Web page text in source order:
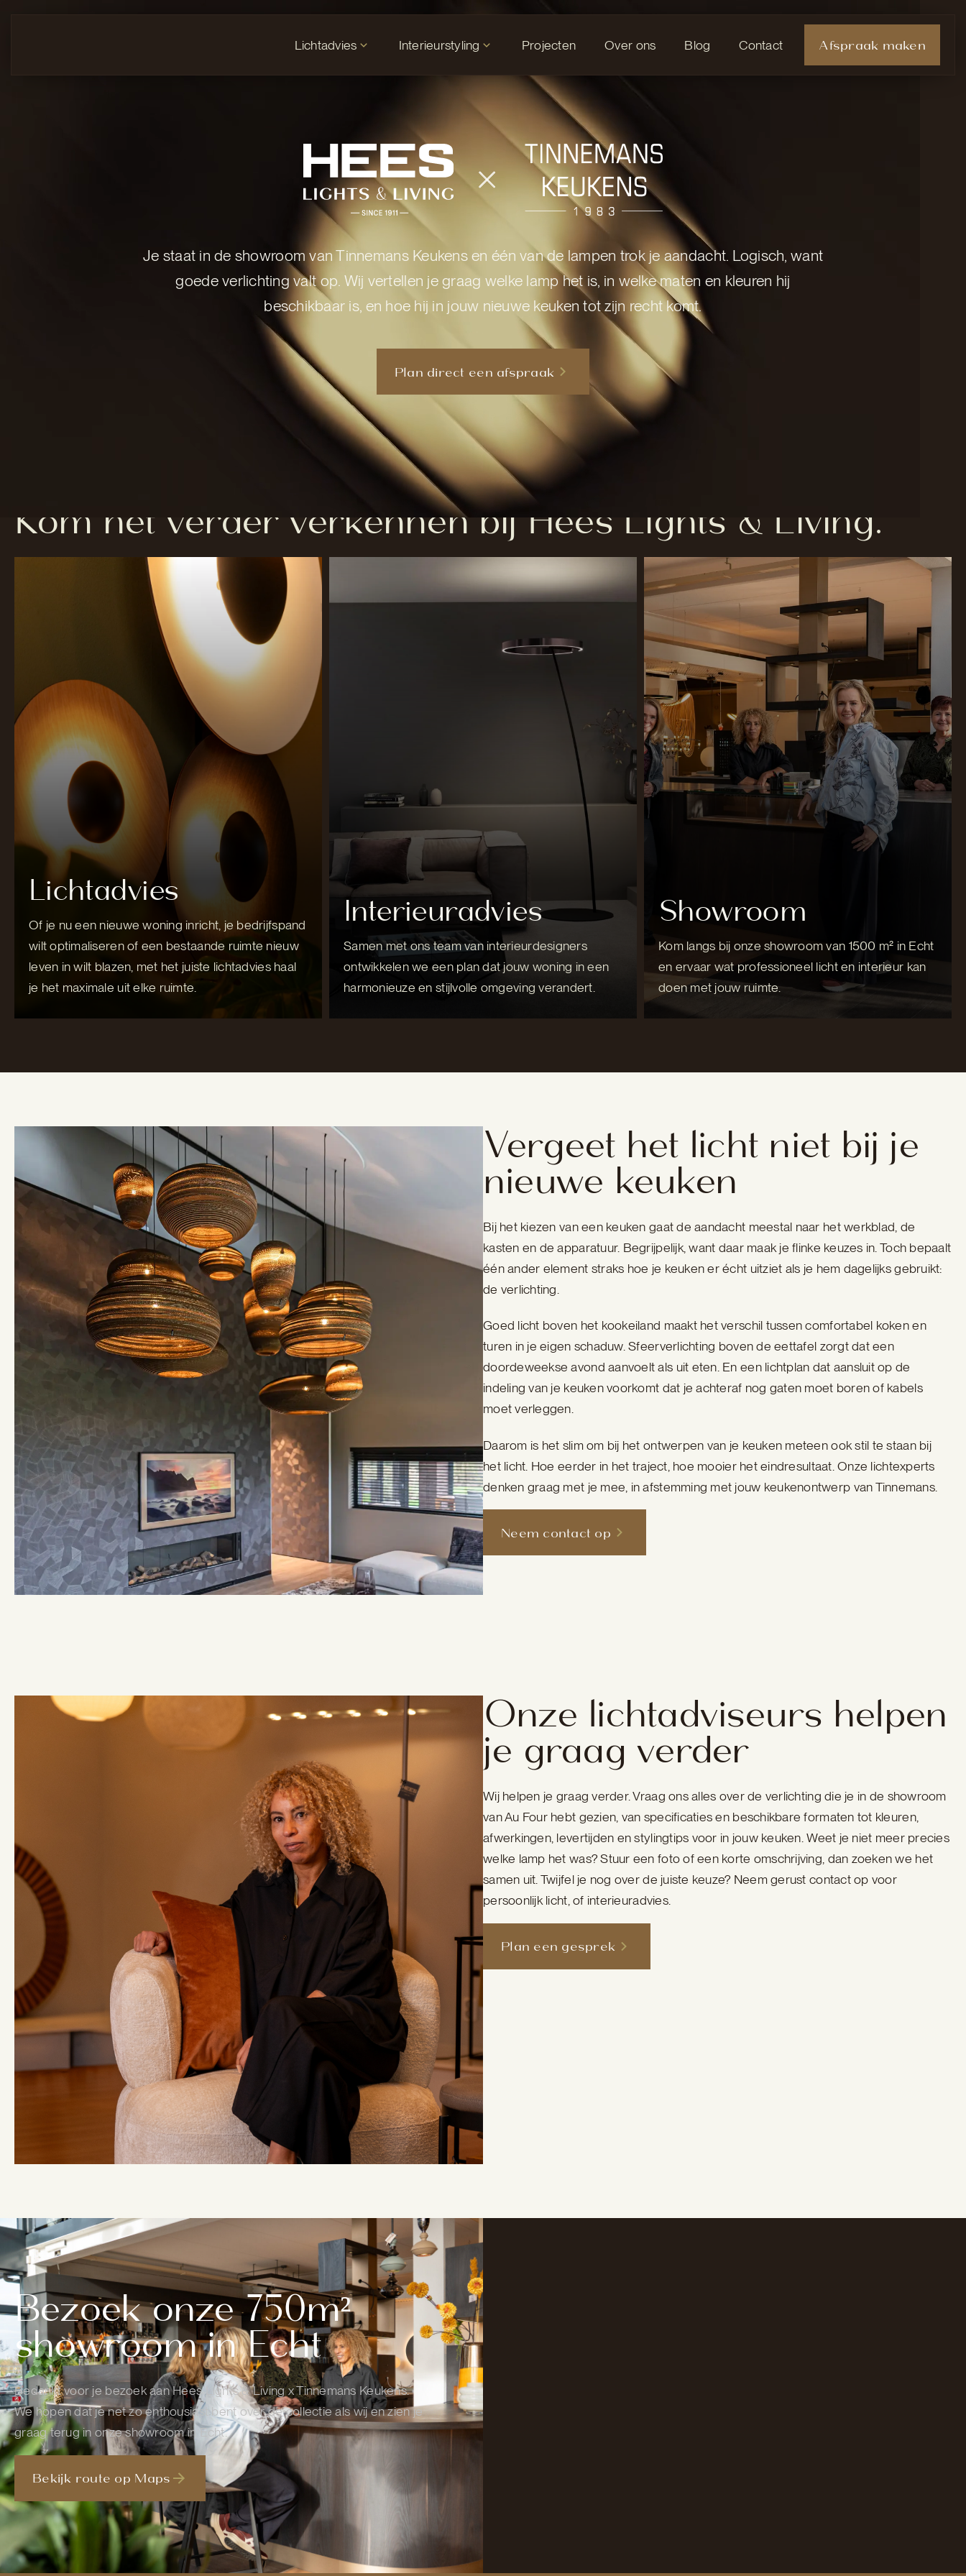
Lichtadvies Interieurstyling Projecten Over ons Blog Contact Afspraak maken
Hees x
Tinnemans
Je staat in de showroom van Tinnemans Keukens en één van de lampen trok je aandacht. Logisch, want
goede verlichting valt op. Wij vertellen je graag welke lamp het is, in welke maten en kleuren hij
beschikbaar is, en hoe hij in jouw nieuwe keuken tot zijn recht komt.
Plan direct een afspraak
Kom het verder verkennen bij Hees Lights & Living.
Lichtadvies
Of je nu een nieuwe woning inricht, je bedrijfspand
wilt optimaliseren of een bestaande ruimte nieuw
leven in wilt blazen, met het juiste lichtadvies haal
je het maximale uit elke ruimte.
Interieuradvies
Samen met ons team van interieurdesigners
ontwikkelen we een plan dat jouw woning in een
harmonieuze en stijlvolle omgeving verandert.
Showroom
Kom langs bij onze showroom van 1500 m² in Echt
en ervaar wat professioneel licht en interieur kan
doen met jouw ruimte.
Vergeet het licht niet bij je
nieuwe keuken
Bij het kiezen van een keuken gaat de aandacht meestal naar het werkblad, de
kasten en de apparatuur. Begrijpelijk, want daar maak je flinke keuzes in. Toch bepaalt
één ander element straks hoe je keuken er écht uitziet als je hem dagelijks gebruikt:
de verlichting.
Goed licht boven het kookeiland maakt het verschil tussen comfortabel koken en
turen in je eigen schaduw. Sfeerverlichting boven de eettafel zorgt dat een
doordeweekse avond aanvoelt als uit eten. En een lichtplan dat aansluit op de
indeling van je keuken voorkomt dat je achteraf nog gaten moet boren of kabels
moet verleggen.
Daarom is het slim om bij het ontwerpen van je keuken meteen ook stil te staan bij
het licht. Hoe eerder in het traject, hoe mooier het eindresultaat. Onze lichtexperts
denken graag met je mee, in afstemming met jouw keukenontwerp van Tinnemans.
Neem contact op
Onze lichtadviseurs helpen
je graag verder
Wij helpen je graag verder. Vraag ons alles over de verlichting die je in de showroom
van Au Four hebt gezien, van specificaties en beschikbare formaten tot kleuren,
afwerkingen, levertijden en stylingtips voor in jouw keuken. Weet je niet meer precies
welke lamp het was? Stuur een foto of een korte omschrijving, dan zoeken we het
samen uit. Twijfel je nog over de juiste keuze? Neem gerust contact op voor
persoonlijk licht, of interieuradvies.
Plan een gesprek
Bezoek onze 750m²
showroom in Echt
Bedankt voor je bezoek aan Hees Lights & Living x Tinnemans Keukens.
We hopen dat je net zo enthousiast bent over de collectie als wij en zien je
graag terug in onze showroom in Echt.
Bekijk route op Maps